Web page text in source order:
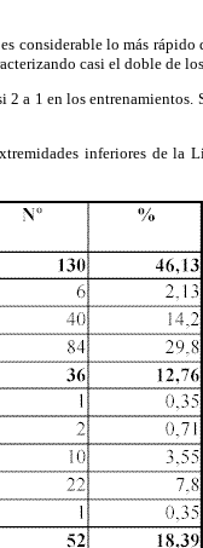
considerable lo más
casi el doble de
a 1 en los
inferiores de la